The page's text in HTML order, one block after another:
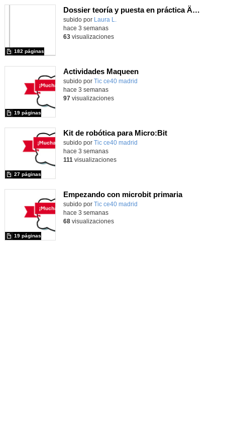
Dossier teoría y puesta en práctica Äprendizaje Basado en Juegos en Educación Infantil y Primaria
Contenido educativo.
subido por Laura L.
182 páginas
hace 3 semanas
63visualizaciones
Actividades Maqueen
Contenido educativo.
subido por Tic ce40 madrid
19 páginas
hace 3 semanas
97visualizaciones
Kit de robótica para Micro:Bit
Contenido educativo.
subido por Tic ce40 madrid
27 páginas
hace 3 semanas
111 visualizaciones
Empezando con microbit primaria
Contenido educativo.
subido por Tic ce40 madrid
19 páginas
hace 3 semanas
68visualizaciones